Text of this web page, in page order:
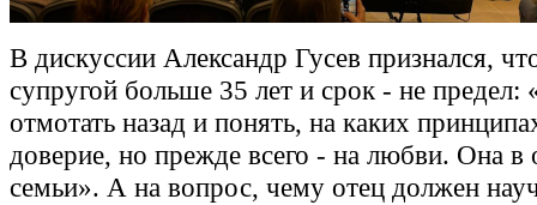
В дискуссии Александр Гусев признался,
супругой больше 35 лет и срок - не предел:
отмотать назад и понять, на каких
доверие, но прежде всего - на любви. Она в
семьи». А на вопрос, чему отец должен